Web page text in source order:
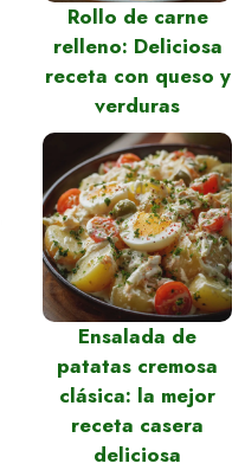
Rollo de carne
relleno: Deliciosa
receta con queso y
verduras
Ensalada de
patatas cremosa
clásica: la mejor
receta casera
deliciosa